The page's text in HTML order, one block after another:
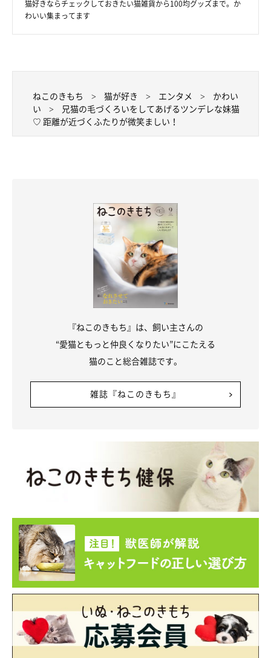
猫好きならチェックしておきたい猫雑貨から100均グッズまで。か
わいい集まってます
ねこのきもち 猫が好き エンタメ
かわい
い
兄猫の毛づくろいをしてあげるツンデレな妹猫
♡ 距離が近づくふたりが微笑ましい！
『ねこのきもち』は、飼い主さんの
“愛猫ともっと仲良くなりたい”にこたえる
猫のこと総合雑誌です。
雑誌『ねこのきもち』